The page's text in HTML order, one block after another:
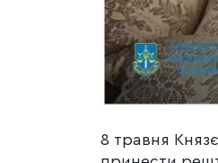
8 травня